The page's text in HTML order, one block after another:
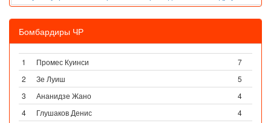
Бомбардиры ЧР
1 Промес Куинси
7
2
Зе Луиш
5
3
Ананидзе Жано
4
4
Глушаков Денис
4